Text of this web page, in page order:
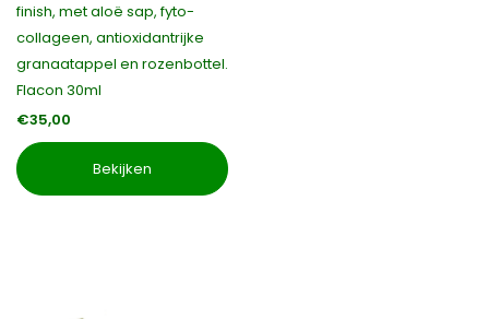
finish, met aloë sap, fyto-
collageen, antioxidantrijke
granaatappel en rozenbottel.
Flacon 30ml
€35,00
Bekijken